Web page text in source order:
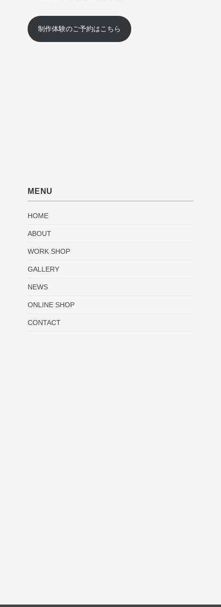
制作体験のご予約はこちら
MENU
HOME
ABOUT
WORK SHOP
GALLERY
NEWS
ONLINE SHOP
CONTACT